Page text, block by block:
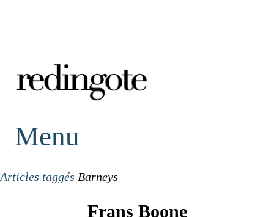
redingote.
Menu
Articles taggés Barneys
Frans Boone